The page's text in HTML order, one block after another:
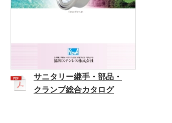
サニタリー継手・部品・
クランプ総合カタログ